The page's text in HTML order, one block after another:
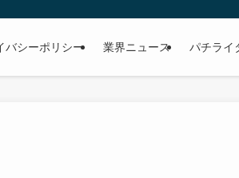
バシーポリシー 業界ニュース パチライ